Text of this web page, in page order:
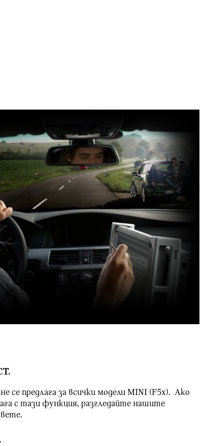
се предлага за всички модели MINI (F5x). Ако
с тази функция, разгледайте нашите